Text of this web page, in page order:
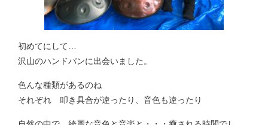
初めてにして…
沢山のハンドパンに出会いました。
色んな種類があるのね
それぞれ 叩き具合が違ったり、音色も違ったり